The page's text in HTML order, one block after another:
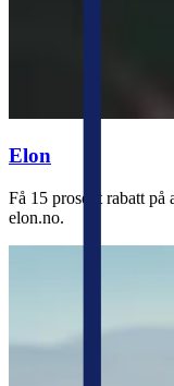
Elon
Få 15 prosent rabatt
elon.no.